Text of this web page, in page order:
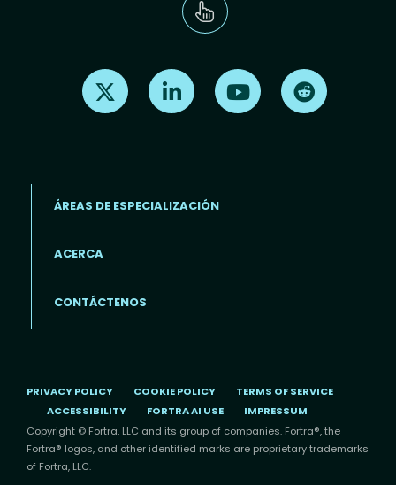
Find us on X Find us on LinkedInFind us on Youtube
ÁREAS DE ESPECIALIZACIÓN
ACERCA
CONTÁCTENOS
PRIVACY POLICY COOKIE POLICY
TERMS OF SERVICE
ACCESSIBILITY
FORTRA AI USE
IMPRESSUM
Copyright © Fortra, LLC and its group of companies. Fortra®, the
Fortra® logos, and other identified marks are proprietary trademarks
of Fortra, LLC.